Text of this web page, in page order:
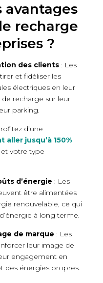
avantages
recharge
?
des clients : Les
et fidéliser les
électriques en leur
recharge sur leur
parking.
d’une
jusqu’à 150%
votre type
d’énergie : Les
être alimentées
renouvelable, ce qui
à long terme.
de marque : Les
leur image de
engagement en
des énergies propres.